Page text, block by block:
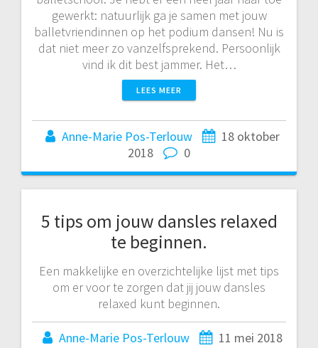
gewerkt: natuurlijk ga je samen met jouw
balletvriendinnen op het podium dansen! Nu is
dat niet meer zo vanzelfsprekend. Persoonlijk
vind ik dit best jammer. Het…
LEES MEER
Anne-Marie Pos-Terlouw
18 oktober
2018
0
5 tips om jouw dansles relaxed
te beginnen.
Een makkelijke en overzichtelijke lijst met tips
om er voor te zorgen dat jij jouw dansles
relaxed kunt beginnen.
Anne-Marie Pos-Terlouw
11 mei 2018